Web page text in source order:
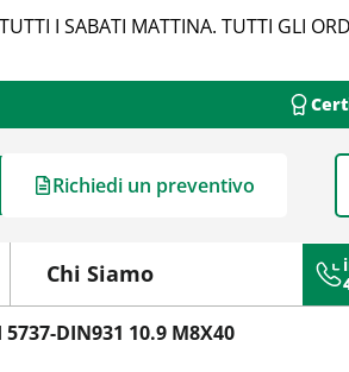
I SABATI MATTINA. TUTTI GLI
Cerca Richiedi un preventivo
Chi Siamo
5737-DIN931 10.9 M8X40